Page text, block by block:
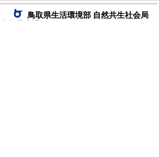
ネ
ッ
鳥取県生活環境部 自然共生社会局